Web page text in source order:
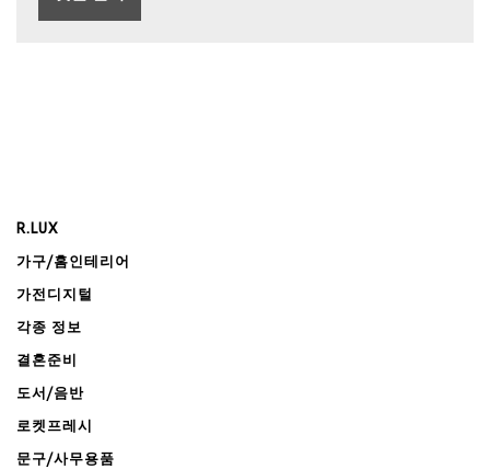
R.LUX
가구/홈인테리어
가전디지털
각종 정보
결혼준비
도서/음반
로켓프레시
문구/사무용품